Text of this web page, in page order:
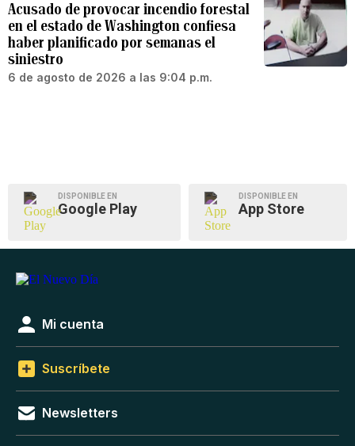
Acusado de provocar incendio forestal
en el estado de Washington confiesa
haber planificado por semanas el
siniestro
6 de agosto de 2026 a las 9:04 p.m.
DISPONIBLE EN
Google Play
DISPONIBLE EN
App Store
Mi cuenta
Suscríbete
Newsletters